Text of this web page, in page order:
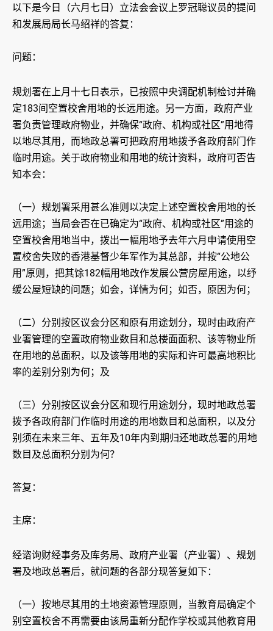
以下是今日（六月七日）立法会会议上罗冠聪议员的提问
和发展局局长马绍祥的答复：
问题：
规划署在上月十七日表示，已按照中央调配机制检讨并确
定183间空置校舍用地的长远用途。另一方面，政府产业
署负责管理政府物业，并确保“政府、机构或社区”用地得
以地尽其用，而地政总署可把政府用地拨予各政府部门作
临时用途。关于政府物业和用地的统计资料，政府可否告
知本会：
（一）规划署采用甚么准则以决定上述空置校舍用地的长
远用途；当局会否在已确定为“政府、机构或社区”用途的
空置校舍用地当中，拨出一幅用地予去年六月申请使用空
置校舍失败的香港基督少年军作为其总部，并按“公地公
用”原则，把其馀182幅用地改作发展公营房屋用途，以纾
缓公屋短缺的问题；如会，详情为何；如否，原因为何；
（二）分别按区议会分区和原有用途划分，现时由政府产
业署管理的空置政府物业数目和总楼面面积、该等物业所
在用地的总面积，以及该等用地的实际和许可最高地积比
率的差别分别为何；及
（三）分别按区议会分区和现行用途划分，现时地政总署
拨予各政府部门作临时用途的用地数目和总面积，以及分
别须在未来三年、五年及10年内到期归还地政总署的用地
数目及总面积分别为何？
答复：
主席：
经谘询财经事务及库务局、政府产业署（产业署）、规划
署及地政总署后，就问题的各部分现答复如下：
（一）按地尽其用的土地资源管理原则，当教育局确定个
别空置校舍不再需要由该局重新分配作学校或其他教育用